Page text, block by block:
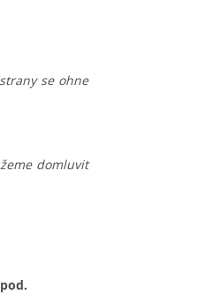
se ohne
domluvit